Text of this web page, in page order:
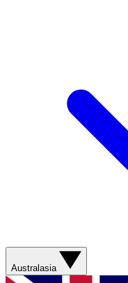
Australasia